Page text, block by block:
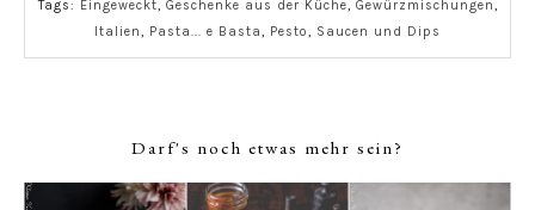
Tags: Eingeweckt, Geschenke aus der Küche, Gewürzmischungen,
Italien, Pasta... e Basta, Pesto, Saucen und Dips
Darf's noch etwas mehr sein?